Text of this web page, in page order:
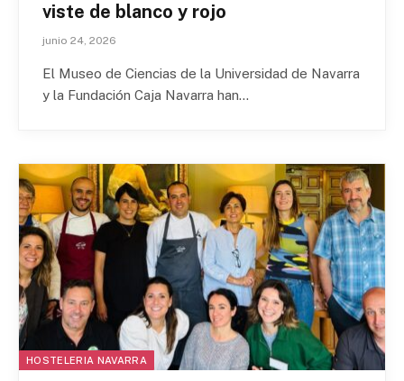
viste de blanco y rojo
junio 24, 2026
El Museo de Ciencias de la Universidad de Navarra
y la Fundación Caja Navarra han…
HOSTELERIA NAVARRA